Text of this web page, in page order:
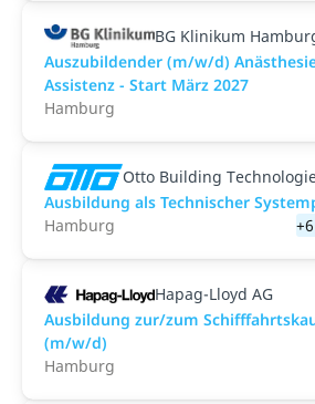
BG Klinikum
Auszubildender (m/w/d)
Assistenz - Start März 2027
Hamburg
Otto Building
Ausbildung als Technischer
Hamburg
Hapag-Lloyd AG
Ausbildung zur/zum
(m/w/d)
Hamburg